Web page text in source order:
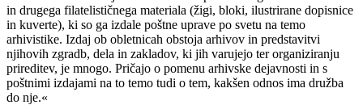
in drugega filatelističnega materiala (žigi, bloki, ilustrirane dopisnice
in kuverte), ki so ga izdale poštne uprave po svetu na temo
arhivistike. Izdaj ob obletnicah obstoja arhivov in predstavitvi
njihovih zgradb, dela in zakladov, ki jih varujejo ter organiziranju
prireditev, je mnogo. Pričajo o pomenu arhivske dejavnosti in s
poštnimi izdajami na to temo tudi o tem, kakšen odnos ima družba
do nje.«